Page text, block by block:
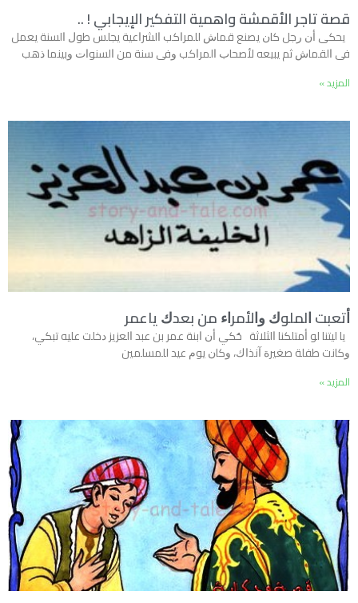
قصة تاجر الأقمشة واهمية التفكير الإيجابي ! ..
ﻳﺤﻜﻰ ﺃﻥ ﺭﺟﻞ ﻛﺎﻥ ﻳﺼﻨﻊ ﻗﻤﺎﺵ ﻟﻠﻤﺮﺍﻛﺐ ﺍﻟﺸﺮﺍﻋﻴﺔ ﻳﺠﻠﺲ ﻃﻮﻝ ﺍﻟﺴﻨﺔ ﻳﻌﻤﻞ
ﻓﻰ ﺍﻟﻘﻤﺎﺵ ﺛﻢ ﻳﺒﻴﻌﻪ ﻷﺻﺤﺎﺏ ﺍﻟﻤﺮﺍﻛﺐ ﻭﻓﻰ ﺳﻨﺔ ﻣﻦ ﺍﻟﺴﻨﻮﺍﺕ ﻭﺑﻴﻨﻤﺎ ﺫﻫﺐ
المزيد »
ﺃﺗﻌﺒﺖ ﺍﻟﻤﻠﻮﻙ ﻭﺍﻷﻣﺮﺍﺀ ﻣﻦ ﺑﻌﺪﻙ ﻳﺎﻋﻤﺮ
ﻳﺎ ﻟﻴﺘﻨﺎ ﻟﻮ ﺃﻣﺘﻠﻜﻨﺎ ﺍﻟﺜﻼﺛﺔ ﺣُﻜﻲ ﺃﻥ ﺍﺑﻨﺔ ﻋﻤﺮ ﺑﻦ ﻋﺒﺪ ﺍﻟﻌﺰﻳﺰ ﺩﺧﻠﺖ ﻋﻠﻴﻪ ﺗﺒﻜﻲ،
ﻭﻛﺎﻧﺖ ﻃﻔﻠﺔ ﺻﻐﻴﺮﺓ ﺁﻧﺬﺍﻙ، ﻭﻛﺎﻥ ﻳﻮﻡ ﻋﻴﺪ ﻟﻠﻤﺴﻠﻤﻴﻦ
المزيد »